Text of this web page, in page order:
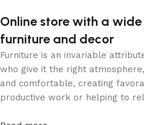
Online store with a
furniture and decor
Furniture is an invariable
who give it the right
and comfortable, creating
productive work or helping to